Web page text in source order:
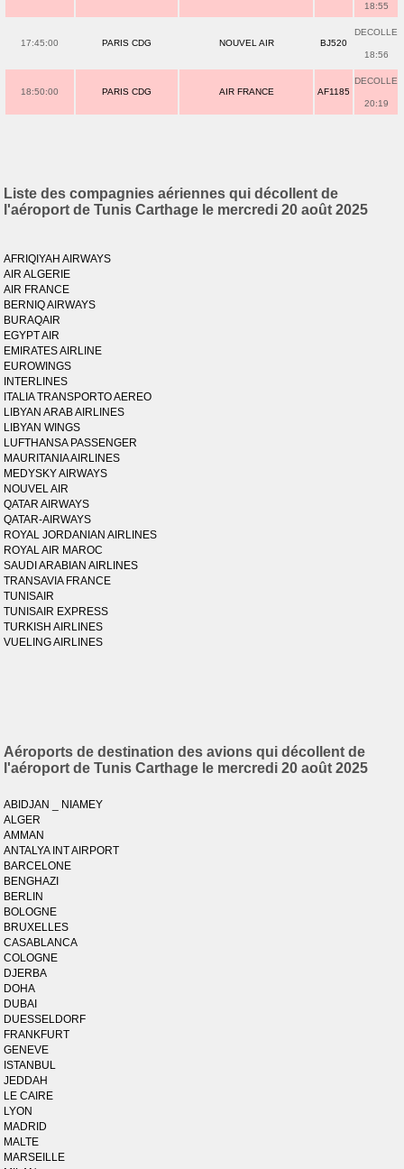
18:55
17:45:00 PARIS CDG NOUVEL AIR BJ520
DECOLLE
18:56
18:50:00 PARIS CDG AIR FRANCE AF1185
DECOLLE
20:19
Liste des compagnies aériennes qui décollent de
l'aéroport de Tunis Carthage le mercredi 20 août 2025
AFRIQIYAH AIRWAYS
AIR ALGERIE
AIR FRANCE
BERNIQ AIRWAYS
BURAQAIR
EGYPT AIR
EMIRATES AIRLINE
EUROWINGS
INTERLINES
ITALIA TRANSPORTO AEREO
LIBYAN ARAB AIRLINES
LIBYAN WINGS
LUFTHANSA PASSENGER
MAURITANIA AIRLINES
MEDYSKY AIRWAYS
NOUVEL AIR
QATAR AIRWAYS
QATAR-AIRWAYS
ROYAL JORDANIAN AIRLINES
ROYAL AIR MAROC
SAUDI ARABIAN AIRLINES
TRANSAVIA FRANCE
TUNISAIR
TUNISAIR EXPRESS
TURKISH AIRLINES
VUELING AIRLINES
Aéroports de destination des avions qui décollent de
l'aéroport de Tunis Carthage le mercredi 20 août 2025
ABIDJAN _ NIAMEY
ALGER
AMMAN
ANTALYA INT AIRPORT
BARCELONE
BENGHAZI
BERLIN
BOLOGNE
BRUXELLES
CASABLANCA
COLOGNE
DJERBA
DOHA
DUBAI
DUESSELDORF
FRANKFURT
GENEVE
ISTANBUL
JEDDAH
LE CAIRE
LYON
MADRID
MALTE
MARSEILLE